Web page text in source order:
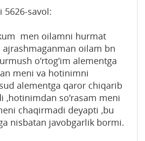
5626-savol:
men oilamni hurmat
oilam bn
o‘rtog‘im alementga
meni va hotinimni
alementga qaror chiqarib
,hotinimdan so‘rasam meni
chaqirmadi deyapti ,bu
nisbatan javobgarlik bormi.